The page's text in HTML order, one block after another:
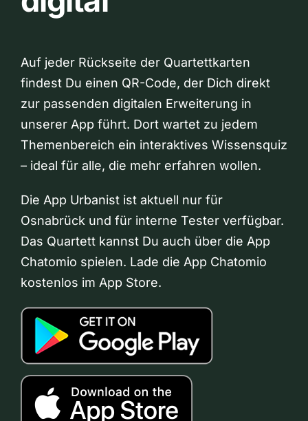
Auf jeder Rückseite der Quartettkarten
findest Du einen QR-Code, der Dich direkt
zur passenden digitalen Erweiterung in
unserer App führt. Dort wartet zu jedem
Themenbereich ein interaktives Wissensquiz
– ideal für alle, die mehr erfahren wollen.
Die App Urbanist ist aktuell nur für
Osnabrück und für interne Tester verfügbar.
Das Quartett kannst Du auch über die App
Chatomio spielen. Lade die App Chatomio
kostenlos im App Store.